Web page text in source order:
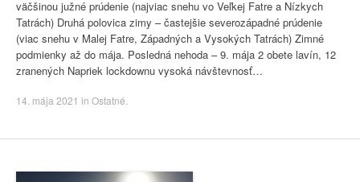
väčšinou južné prúdenie (najviac snehu vo Veľkej Fatre a Nízkych
Tatrách) Druhá polovica zimy – častejšie severozápadné prúdenie
(viac snehu v Malej Fatre, Západných a Vysokých Tatrách) Zimné
podmienky až do mája. Posledná nehoda – 9. mája 2 obete lavín, 12
zranených Napriek lockdownu vysoká návštevnosť…
14. mája 2021 in Ostatné